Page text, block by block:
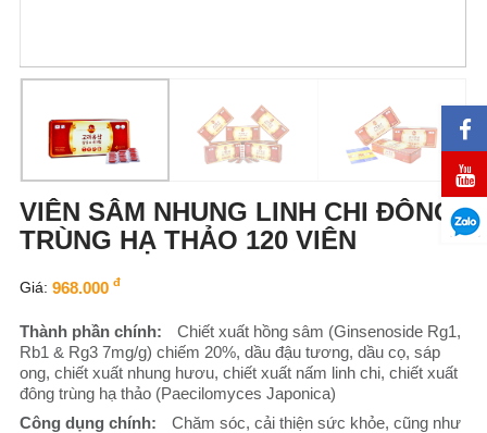
VIÊN SÂM NHUNG LINH CHI ĐÔNG
TRÙNG HẠ THẢO 120 VIÊN
Giá: 968.000 đ
Thành phần chính:
Chiết xuất hồng sâm (Ginsenoside Rg1,
Rb1 & Rg3 7mg/g) chiếm 20%, dầu đậu tương, dầu cọ, sáp
ong, chiết xuất nhung hươu, chiết xuất nấm linh chi, chiết xuất
đông trùng hạ thảo (Paecilomyces Japonica)
Công dụng chính:
Chăm sóc, cải thiện sức khỏe, cũng như